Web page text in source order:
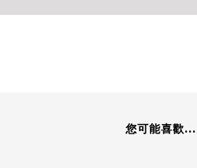
您可能喜歡...